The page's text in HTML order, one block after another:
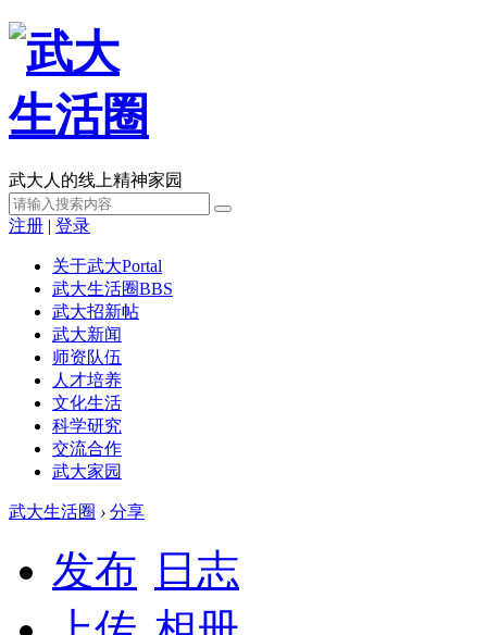
武大人的线上精神家园
注册 | 登录
关于武大Portal
武大生活圈BBS
武大招新帖
武大新闻
师资队伍
人才培养
文化生活
科学研究
交流合作
武大家园
武大生活圈 › 分享
发布
日志